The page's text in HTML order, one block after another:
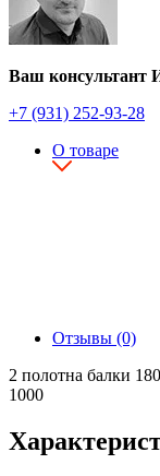
Ваш консультант
+7 (931) 252-93-28
О товаре
Отзывы (0)
2 полотна балки
1000